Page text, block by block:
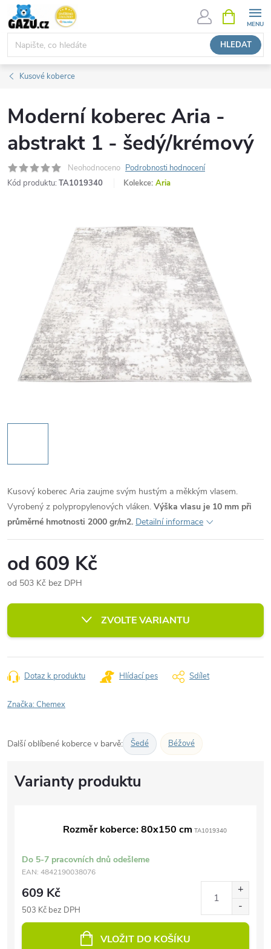
Přejít
obsah
HLEDAT
NÁKUPNÍ
KOŠÍK
Kusové koberce
Moderní koberec Aria -
abstrakt 1 - šedý/krémový
Neohodnoceno Podrobnosti hodnocení
Kód produktu: TA1019340 Kolekce: Aria
Kusový koberec Aria zaujme svým hustým a měkkým vlasem.
Vyrobený z polypropylenových vláken. Výška vlasu je 10 mm při
průměrné hmotnosti 2000 gr/m2. Detailní informace
od 609 Kč
od 503 Kč bez DPH
cena:
ZVOLTE VARIANTU
Dotaz k produktu Hlídací pes Sdílet
Značka:Chemex
Další oblíbené koberce v barvě: Šedé Béžové
Rozměr koberce: 80x150 cm TA1019340
Do 5-7 pracovních dnů odešleme
EAN: 4842190038076
609 Kč
503 Kč bez DPH
VLOŽIT DO KOŠÍKU